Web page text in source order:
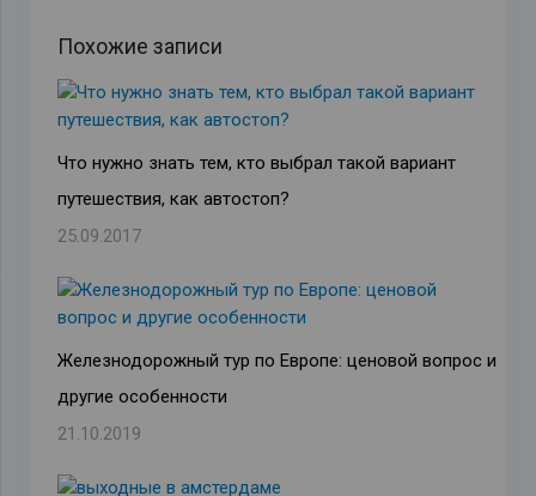
Похожие записи
Что нужно знать тем, кто выбрал такой вариант
путешествия, как автостоп?
25.09.2017
Железнодорожный тур по Европе: ценовой вопрос и
другие особенности
21.10.2019